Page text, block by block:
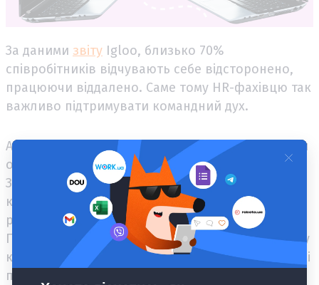
За даними звіту Igloo, близько 70%
співробітників відчувають себе відсторонено,
працюючи віддалено. Саме тому HR-фахівцю так
важливо підтримувати командний дух.
Адже в функції HR-менеджера входить не тільки
організація спільної роботи, а й відпочинку.
Заохочуйте створення неформальних
корпоративних чатів у період віддаленої
роботи, організуйте креативнімозкові штурми
Постійно публікуйте офіційну інформацію з боку
компанії, щоб співробітники завжди були в курсі
подій.